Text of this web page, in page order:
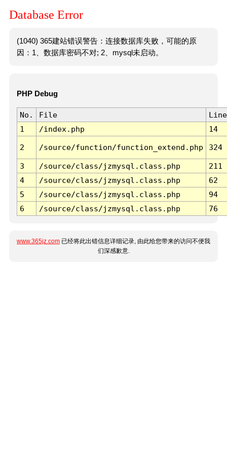
Database Error
(1040) 365建站错误警告：连接数据库失败，可能的原
因：1、数据库密码不对; 2、mysql未启动。
PHP Debug
No. File
Line
1
/index.php 14
2 /source/function/function_extend.php 324
3 /source/class/jzmysql.class.php
211
4
/source/class/jzmysql.class.php
62
5
/source/class/jzmysql.class.php
94
6
/source/class/jzmysql.class.php 76
www.365jz.com 已经将此出错信息详细记录, 由此给您带来的访问不便我
们深感歉意.